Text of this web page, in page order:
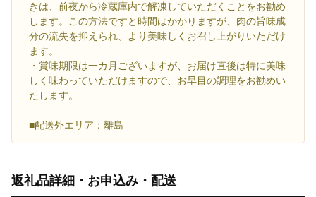
きは、前夜から冷蔵庫内で解凍していただくことをお勧め
します。この方法ですと時間はかかりますが、肉の旨味成
分の流失を抑えられ、より美味しくお召し上がりいただけ
ます。
・賞味期限は一カ月ございますが、お届け直後は特に美味
しく味わっていただけますので、お早目の調理をお勧めい
たします。
■配送外エリア：離島
返礼品詳細・お申込み・配送